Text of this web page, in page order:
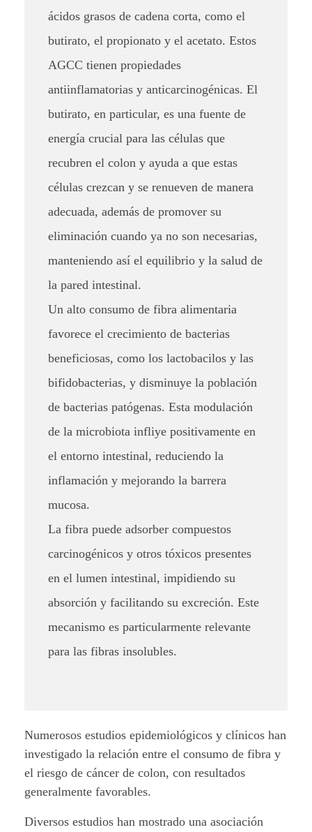
ácidos grasos de cadena corta, como el
butirato, el propionato y el acetato. Estos
AGCC tienen propiedades
antiinflamatorias y anticarcinogénicas. El
butirato, en particular, es una fuente de
energía crucial para las células que
recubren el colon y ayuda a que estas
células crezcan y se renueven de manera
adecuada, además de promover su
eliminación cuando ya no son necesarias,
manteniendo así el equilibrio y la salud de
la pared intestinal.
Un alto consumo de fibra alimentaria
favorece el crecimiento de bacterias
beneficiosas, como los lactobacilos y las
bifidobacterias, y disminuye la población
de bacterias patógenas. Esta modulación
de la microbiota infliye positivamente en
el entorno intestinal, reduciendo la
inflamación y mejorando la barrera
mucosa.
La fibra puede adsorber compuestos
carcinogénicos y otros tóxicos presentes
en el lumen intestinal, impidiendo su
absorción y facilitando su excreción. Este
mecanismo es particularmente relevante
para las fibras insolubles.
Numerosos estudios epidemiológicos y clínicos han
investigado la relación entre el consumo de fibra y
el riesgo de cáncer de colon, con resultados
generalmente favorables.
Diversos estudios han mostrado una asociación